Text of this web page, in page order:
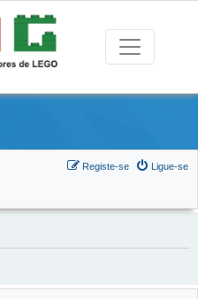
Ligue-se
Registe-se